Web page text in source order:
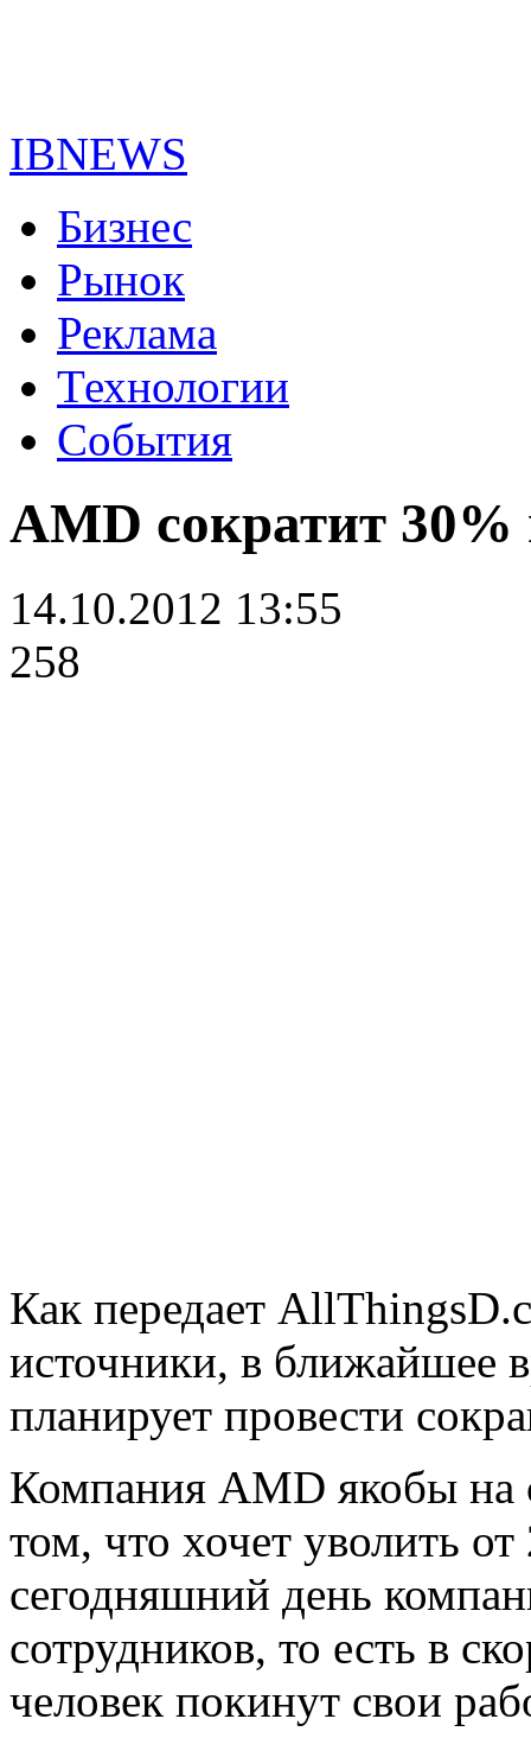
IBNEWS
Бизнес
Рынок
Реклама
Технологии
События
AMD сократит 30%
14.10.2012 13:55
258
Как передает
источники, в ближайшее
планирует провести
Компания AMD якобы на
том, что хочет уволить
сегодняшний день
сотрудников, то есть в
человек покинут свои